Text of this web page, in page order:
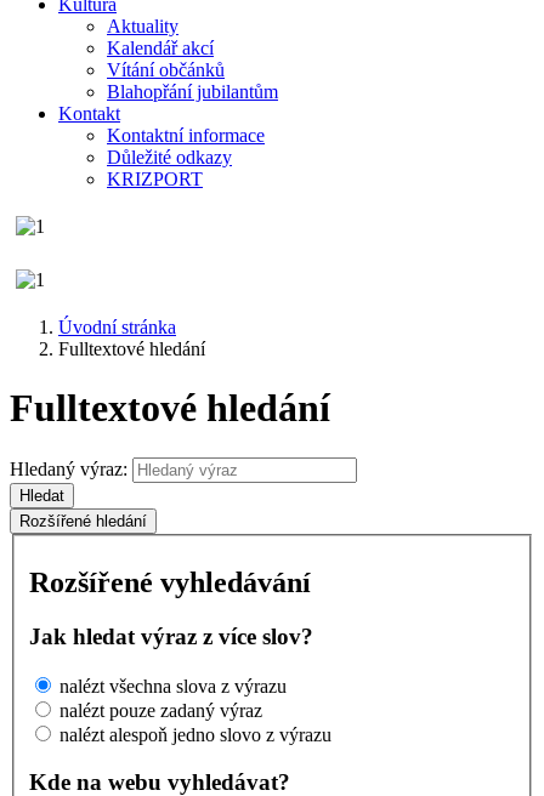
Kultura
Aktuality
Kalendář akcí
Vítání občánků
Blahopřání jubilantům
Kontakt
Kontaktní informace
Důležité odkazy
KRIZPORT
Úvodní stránka
Fulltextové hledání
Fulltextové hledání
Hledaný výraz:
Hledat
Rozšířené hledání
Rozšířené vyhledávání
Jak hledat výraz z více slov?
nalézt všechna slova z výrazu
nalézt pouze zadaný výraz
nalézt alespoň jedno slovo z výrazu
Kde na webu vyhledávat?